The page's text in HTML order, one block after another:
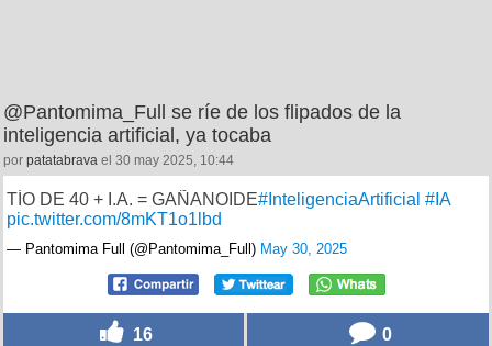
@Pantomima_Full se ríe de los flipados de la
inteligencia artificial, ya tocaba
por patatabrava el 30 may 2025, 10:44
TÍO DE 40 + I.A. = GAÑANOIDE#InteligenciaArtificial #IA
pic.twitter.com/8mKT1o1lbd
— Pantomima Full (@Pantomima_Full) May 30, 2025
16 0